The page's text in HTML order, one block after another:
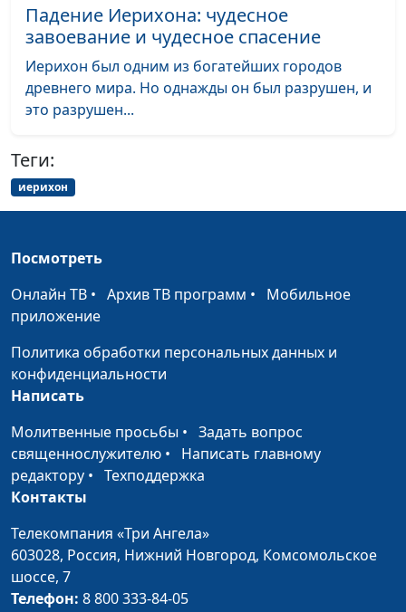
богословия
Предатель Иуда и
отрёкшийся Петр — в
чём разница?
Олег Гончаров,
священнослужитель,
Мария, Марфа и
Иисус: история
«Подобно нам
искушен во всем» —
что это значит?
Валерий Малышев,
священнослужитель,
Правильный выбор
Исаака
Валерий Малышев,
Юрий Волобоев,
священнослужитель,
Как найти хорошую
жену: невеста для
Исаака
Валерий Малышев,
Юрий Волобоев,
Падение Иерихона: чудесное
завоевание и чудесное спасение
Иерихон был одним из богатейших городов
древнего мира. Но однажды он был разрушен, и
это разрушен...
Теги:
иерихон
Посмотреть
Онлайн ТВ • Архив ТВ программ • Мобильное
приложение
Политика обработки персональных данных и
конфиденциальности
Написать
Молитвенные просьбы • Задать вопрос
священнослужителю • Написать главному
редактору • Техподдержка
Контакты
Телекомпания «Три Ангела»
603028, Россия, Нижний Новгород, Комсомольское
шоссе, 7
Телефон: 8 800 333-84-05